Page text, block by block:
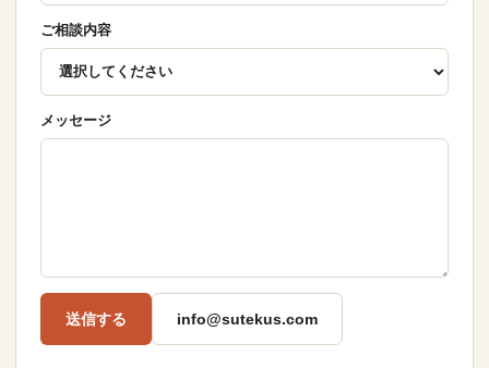
ご相談内容
メッセージ
送信する info@sutekus.com